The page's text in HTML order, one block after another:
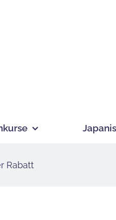
Rabatt